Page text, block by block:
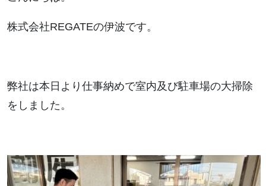
株式会社REGATEの伊波です。
弊社は本日より仕事納めで室内及び駐車場の大掃除
をしました。